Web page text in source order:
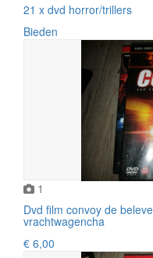
21 x dvd horror/trillers
Bieden
1
Dvd film convoy de
vrachtwagencha
€ 6,00